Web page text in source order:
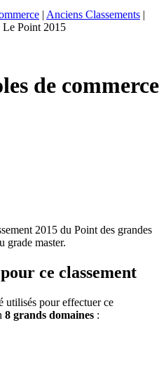
| Anciens Classements |
Le Point 2015
de commerce
2015 du Point des grandes
grade master.
ce classement
utilisés pour effectuer ce
8 grands domaines :